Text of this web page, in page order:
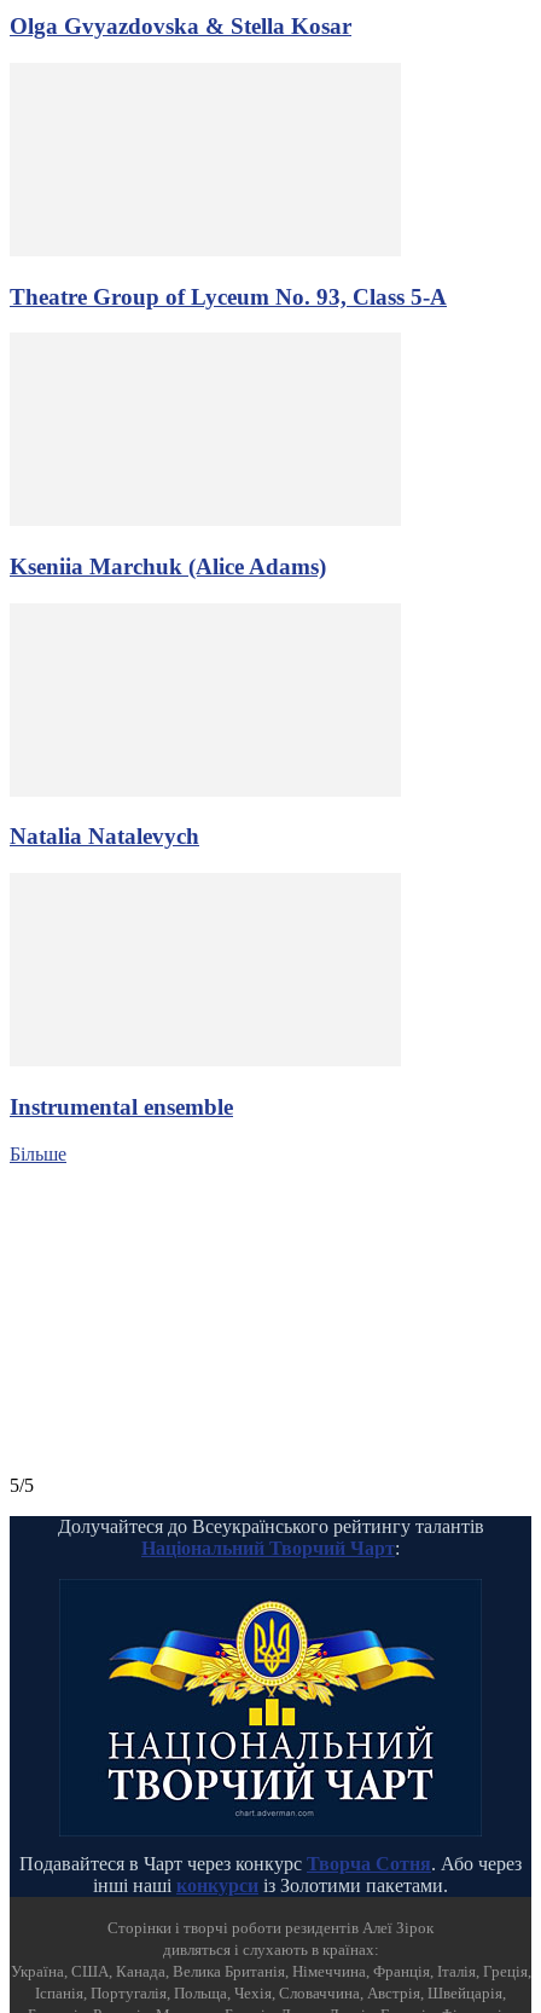
Olga Gvyazdovska & Stella Kosar
Theatre Group of Lyceum No. 93, Class 5-A
Kseniia Marchuk (Alice Adams)
Natalia Natalevych
Іnstrumental ensemble
Більше
5/5
Долучайтеся до Всеукраїнського рейтингу талантів
Національний Творчий Чарт:
Подавайтеся в Чарт через конкурс Творча Сотня. Або через
інші наші конкурси із Золотими пакетами.
Cторінки і творчі роботи резидентів Алеї Зірок
дивляться і слухають в країнах:
Україна, США, Канада, Велика Британія, Німеччина, Франція, Італія, Греція,
Іспанія, Португалія, Польща, Чехія, Словаччина, Австрія, Швейцарія,